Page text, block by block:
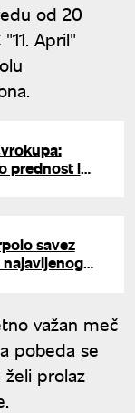
od 20
April"
prednost i
savez
važan meč
pobeda se
prolaz